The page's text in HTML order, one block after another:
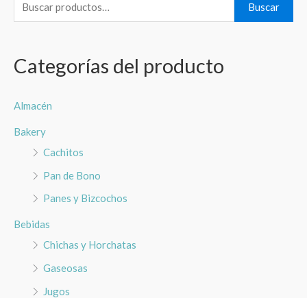
u
c
r
p
Buscar
Categorías del producto
Almacén
Bakery
Cachitos
Pan de Bono
Panes y Bizcochos
Bebidas
Chichas y Horchatas
Gaseosas
Jugos